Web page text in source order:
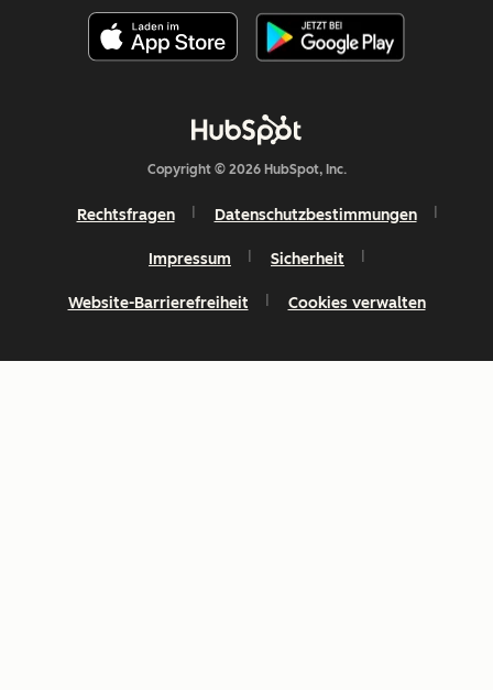
Copyright © 2026 HubSpot, Inc.
Rechtsfragen Datenschutzbestimmungen
Impressum Sicherheit
Website-Barrierefreiheit Cookies verwalten